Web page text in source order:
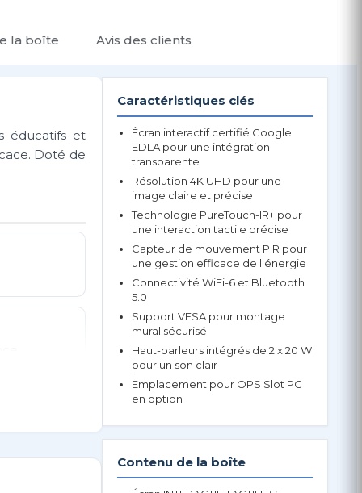
la boîte Avis des clients
éducatifs et
Doté de
Caractéristiques clés
Écran interactif certifié Google
EDLA pour une intégration
transparente
Résolution 4K UHD pour une
image claire et précise
Technologie PureTouch-IR+ pour
une interaction tactile précise
Capteur de mouvement PIR pour
une gestion efficace de l'énergie
Connectivité WiFi-6 et Bluetooth
5.0
Support VESA pour montage
mural sécurisé
Haut-parleurs intégrés de 2 x 20 W
pour un son clair
Emplacement pour OPS Slot PC
en option
Contenu de la boîte